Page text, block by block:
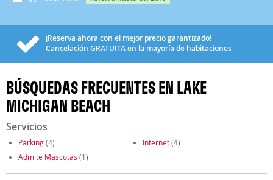
¡Reserva ahora con el mejor precio garantizado!
Cancelación GRATUITAen la mayoría de habitaciones
BÚSQUEDAS FRECUENTES EN LAKE
MICHIGAN BEACH
Servicios
Parking(4) Internet(4)
Admite Mascotas (1)